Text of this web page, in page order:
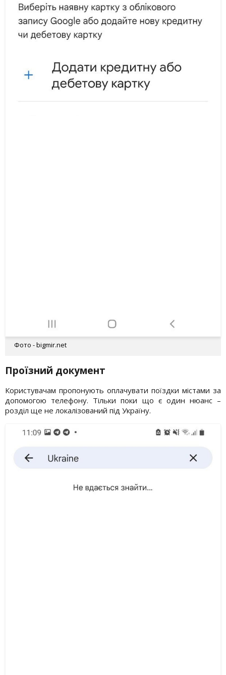
Фото - bigmir.net
Проїзний документ
Користувачам пропонують оплачувати поїздки містами за
допомогою телефону. Тільки поки що є один нюанс –
розділ ще не локалізований під Україну.